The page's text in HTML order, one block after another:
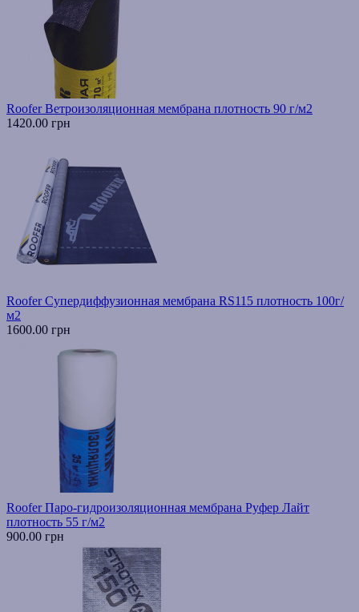
Roofer Ветроизоляционная мембрана плотность 90 г/м2
1420.00 грн
Roofer Супердиффузионная мембрана RS115 плотность 100г/
м2
1600.00 грн
Roofer Паро-гидроизоляционная мембрана Руфер Лайт
плотность 55 г/м2
900.00 грн